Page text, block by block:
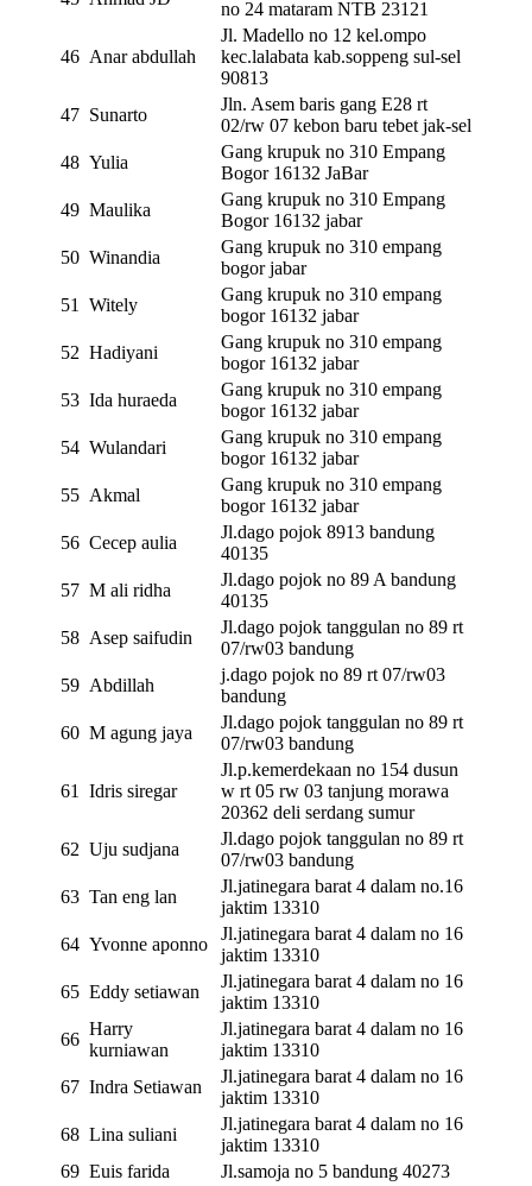
no 24 mataram NTB 23121
46 Anar abdullah
Jl. Madello no 12 kel.ompo
kec.lalabata kab.soppeng sul-sel
90813
47 Sunarto
Jln. Asem baris gang E28 rt
02/rw 07 kebon baru tebet jak-sel
48 Yulia
Gang krupuk no 310 Empang
Bogor 16132 JaBar
49 Maulika
Gang krupuk no 310 Empang
Bogor 16132 jabar
50 Winandia
Gang krupuk no 310 empang
bogor jabar
51
Witely
Gang krupuk no 310 empang
bogor 16132 jabar
52 Hadiyani
Gang krupuk no 310 empang
bogor 16132 jabar
53 Ida huraeda
Gang krupuk no 310 empang
bogor 16132 jabar
54 Wulandari
Gang krupuk no 310 empang
bogor 16132 jabar
55 Akmal
Gang krupuk no 310 empang
bogor 16132 jabar
56 Cecep aulia
Jl.dago pojok 8913 bandung
40135
57 M ali ridha
Jl.dago pojok no 89 A bandung
40135
58 Asep saifudin
Jl.dago pojok tanggulan no 89 rt
07/rw03 bandung
59 Abdillah
j.dago pojok no 89 rt 07/rw03
bandung
60 M agung jaya
Jl.dago pojok tanggulan no 89 rt
07/rw03 bandung
61 Idris siregar
Jl.p.kemerdekaan no 154 dusun
w rt 05 rw 03 tanjung morawa
20362 deli serdang sumur
62 Uju sudjana
Jl.dago pojok tanggulan no 89 rt
07/rw03 bandung
63 Tan eng lan
Jl.jatinegara barat 4 dalam no.16
jaktim 13310
64 Yvonne aponno
Jl.jatinegara barat 4 dalam no 16
jaktim 13310
65 Eddy setiawan
Jl.jatinegara barat 4 dalam no 16
jaktim 13310
66
Harry
kurniawan
Jl.jatinegara barat 4 dalam no 16
jaktim 13310
67 Indra Setiawan
Jl.jatinegara barat 4 dalam no 16
jaktim 13310
68 Lina suliani
Jl.jatinegara barat 4 dalam no 16
jaktim 13310
69 Euis farida Jl.samoja no 5 bandung 40273